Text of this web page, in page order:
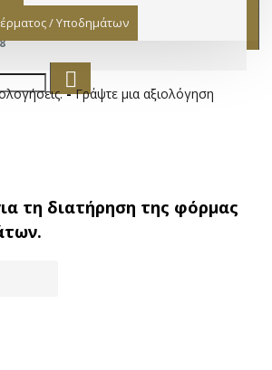
/ Υποδημάτων
15401002
- Γράψτε μια αξιολόγηση
τη διατήρηση της φόρμας